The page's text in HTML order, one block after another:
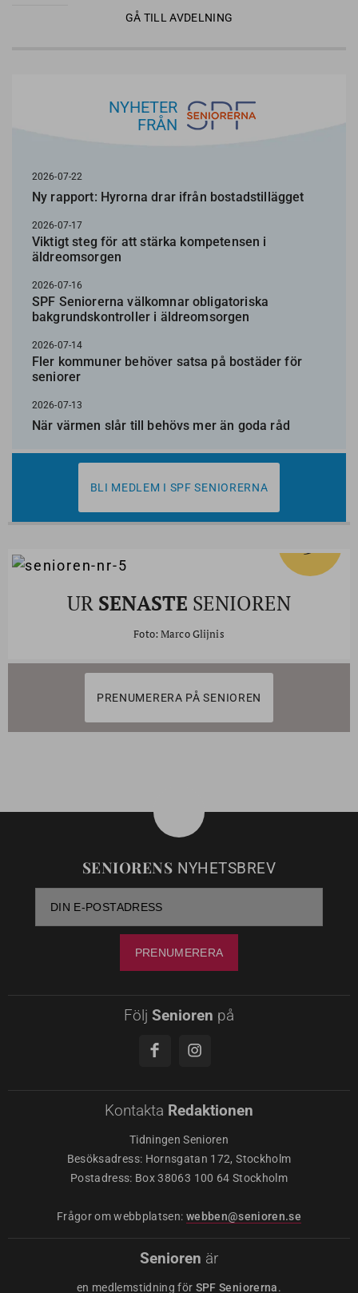
GÅ TILL AVDELNING
NYHETER
FRÅN
2026-07-22
Ny rapport: Hyrorna drar ifrån bostadstillägget
2026-07-17
Viktigt steg för att stärka kompetensen i
äldreomsorgen
2026-07-16
SPF Seniorerna välkomnar obligatoriska
bakgrundskontroller i äldreomsorgen
2026-07-14
Fler kommuner behöver satsa på bostäder för
seniorer
2026-07-13
När värmen slår till behövs mer än goda råd
BLI MEDLEM I SPF SENIORERNA
5
UR SENASTE SENIOREN
Foto: Marco Glijnis
PRENUMERERA PÅ SENIOREN
SENIORENS NYHETSBREV
Följ Senioren på
Kontakta Redaktionen
Tidningen Senioren
Besöksadress: Hornsgatan 172, Stockholm
Postadress: Box 38063 100 64 Stockholm
Frågor om webbplatsen: webben@senioren.se
Senioren är
en medlemstidning för SPF Seniorerna.